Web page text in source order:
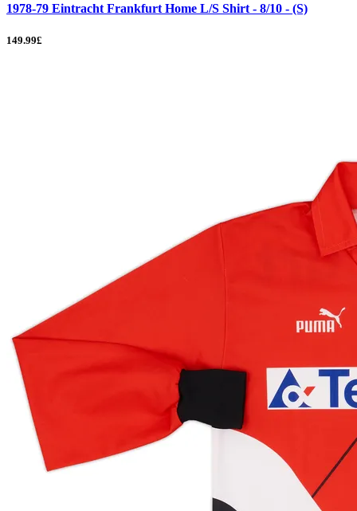
1978-79 Eintracht Frankfurt Home L/S Shirt - 8/10 - (S)
149.99£